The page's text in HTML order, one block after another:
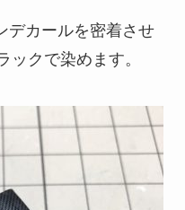
デカールを密着させ
ックで染めます。